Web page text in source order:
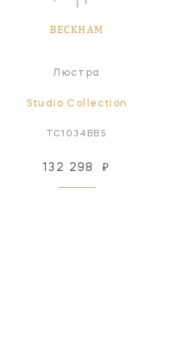
BECKHAM
Люстра
Studio Collection
TC1034BBS
132 298 ₽